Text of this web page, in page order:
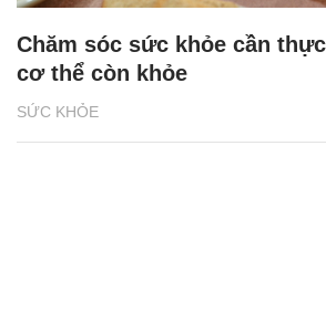
SỨC KHỎE
Chăm sóc sức khỏe cần
cơ thể còn khỏe